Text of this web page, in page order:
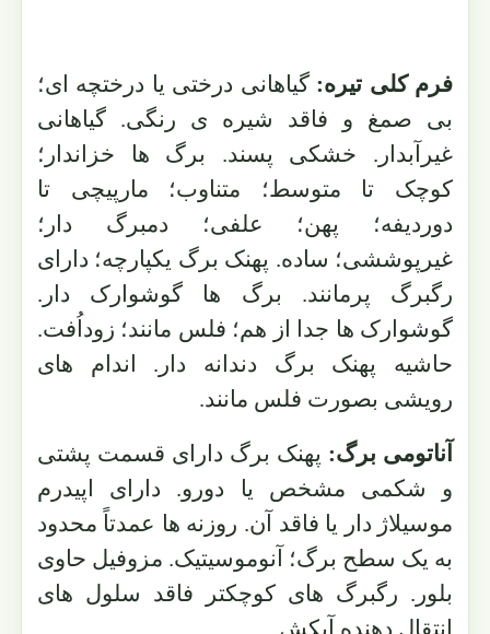
فرم کلی تیره:گیاهانی درختی یا درختچه ای؛
بی صمغ و فاقد شیره ی رنگی. گیاهانی
غیرآبدار. خشکی پسند. برگ ها خزاندار؛
کوچک تا متوسط؛ متناوب؛ مارپیچی تا
دوردیفه؛ پهن؛ علفی؛ دمبرگ دار؛
غیرپوششی؛ ساده. پهنک برگ یکپارچه؛ دارای
رگبرگ پرمانند. برگ ها گوشوارک دار.
گوشوارک ها جدا از هم؛ فلس مانند؛ زوداُفت.
حاشیه پهنک برگ دندانه دار. اندام های
رویشی بصورت فلس مانند.
آناتومی برگ: پهنک برگ دارای قسمت پشتی
و شکمی مشخص یا دورو. دارای اپیدرم
موسیلاژ دار یا فاقد آن. روزنه ها عمدتاً محدود
به یک سطح برگ؛ آنوموسیتیک. مزوفیل حاوی
بلور. رگبرگ های کوچکتر فاقد سلول های
انتقال دهنده آبکش.